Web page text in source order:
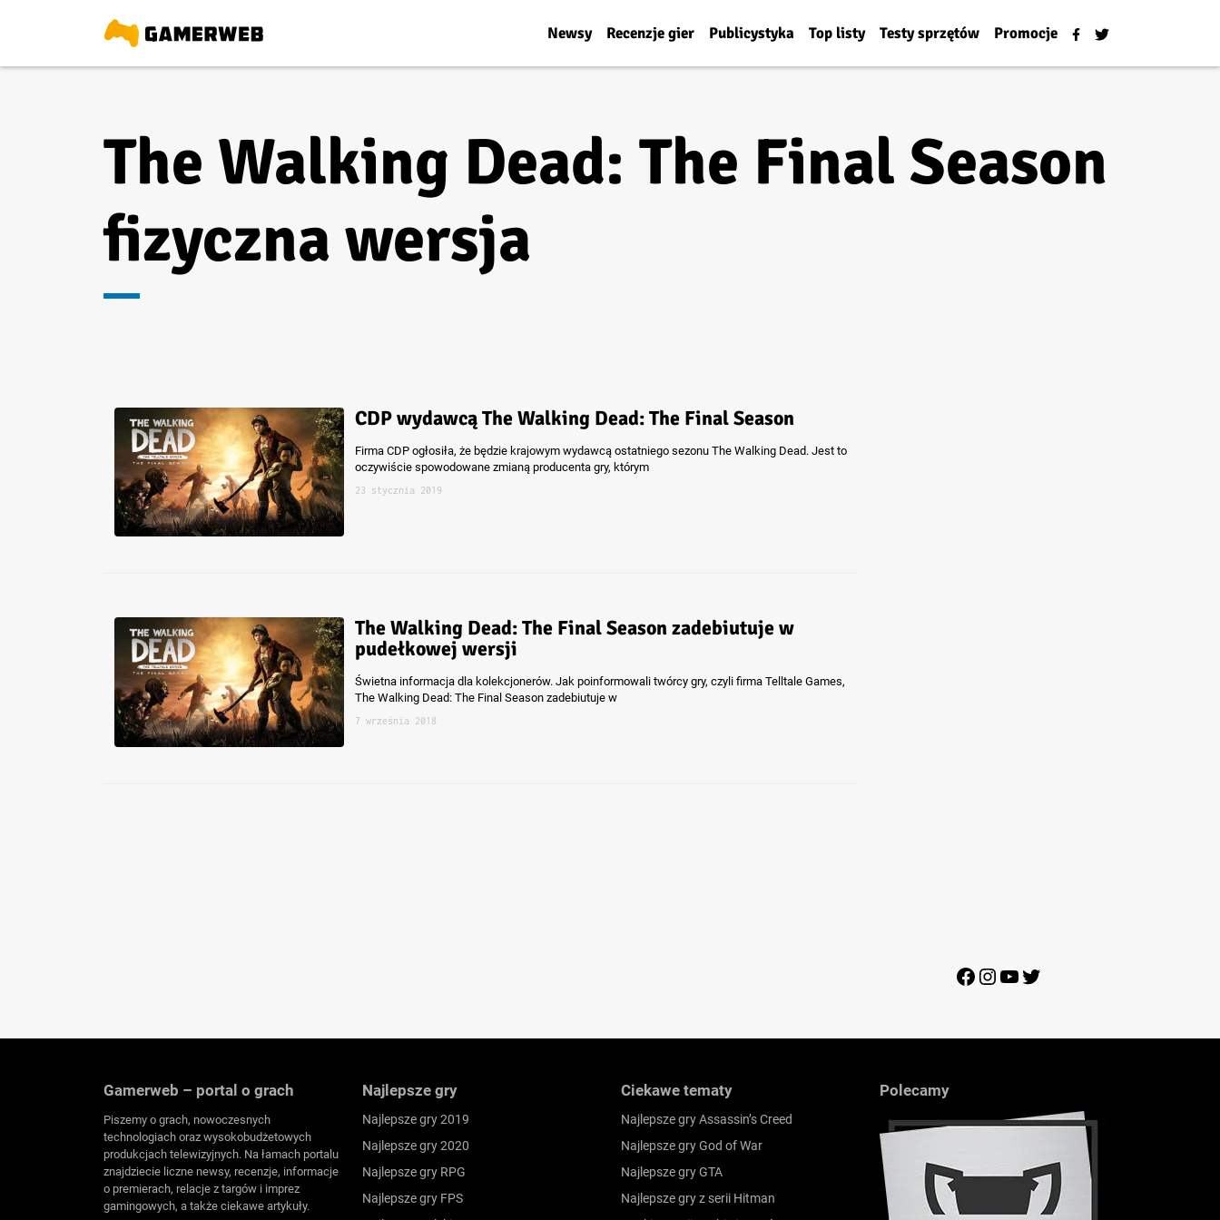
Newsy Recenzje gier Publicystyka Top listy Testy sprzętów Promocje
The Walking Dead: The Final Season
fizyczna wersja
CDP wydawcą The Walking Dead: The Final Season
Firma CDP ogłosiła, że będzie krajowym wydawcą ostatniego sezonu The Walking Dead. Jest to
oczywiście spowodowane zmianą producenta gry, którym
23 stycznia 2019
The Walking Dead: The Final Season zadebiutuje w
pudełkowej wersji
Świetna informacja dla kolekcjonerów. Jak poinformowali twórcy gry, czyli firma Telltale Games,
The Walking Dead: The Final Season zadebiutuje w
7 września 2018
Facebook
Instagram
YouTube
Twitter
Gamerweb – portal o grach
Piszemy o grach, nowoczesnych
technologiach oraz wysokobudżetowych
produkcjach telewizyjnych. Na łamach portalu
znajdziecie liczne newsy, recenzje, informacje
o premierach, relacje z targów i imprez
gamingowych, a także ciekawe artykuły.
Najlepsze gry
Najlepsze gry 2019
Najlepsze gry 2020
Najlepsze gry RPG
Najlepsze gry FPS
Ciekawe tematy
Najlepsze gry Assassin’s Creed
Najlepsze gry God of War
Najlepsze gry GTA
Najlepsze gry z serii Hitman
Polecamy